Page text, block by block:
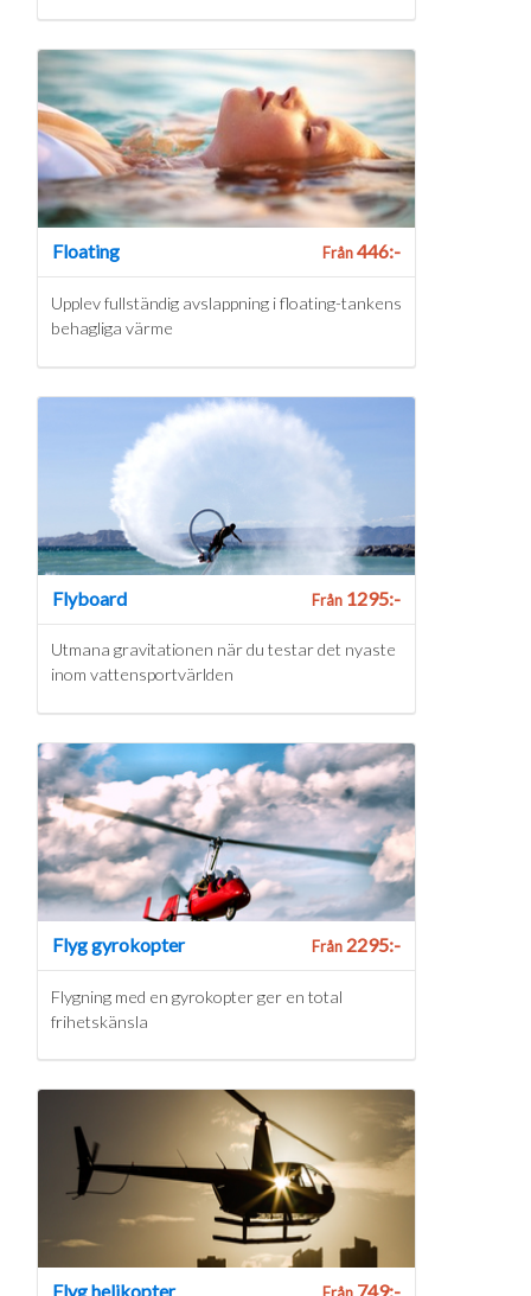
Floating Från446:-
Upplev fullständig avslappning i floating-tankens
behagliga värme
Flyboard Från1295:-
Utmana gravitationen när du testar det nyaste
inom vattensportvärlden
Flyg gyrokopter Från2295:-
Flygning med en gyrokopter ger en total
frihetskänsla
Flyg helikopter 749:-